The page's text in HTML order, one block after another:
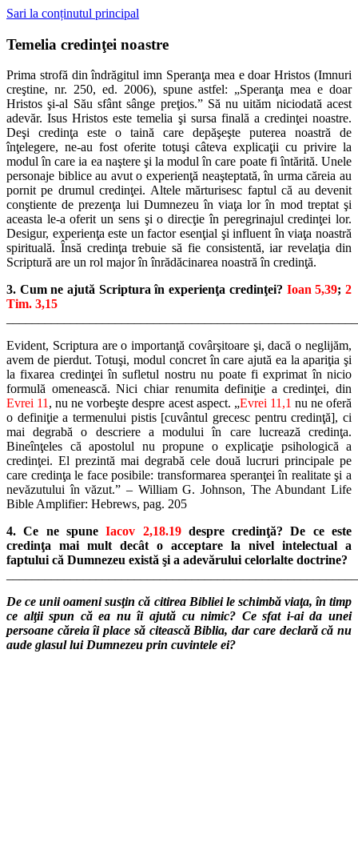
Sari la conținutul principal
Temelia credinţei noastre
Prima strofă din îndrăgitul imn Speranţa mea e doar Hristos (Imnuri
creştine, nr. 250, ed. 2006), spune astfel: „Speranţa mea e doar
Hristos şi-al Său sfânt sânge preţios.” Să nu uităm niciodată acest
adevăr. Isus Hristos este temelia şi sursa finală a credinţei noastre.
Deşi credinţa este o taină care depăşeşte puterea noastră de
înţelegere, ne-au fost oferite totuşi câteva explicaţii cu privire la
modul în care ia ea naştere şi la modul în care poate fi întărită. Unele
personaje biblice au avut o experienţă neaşteptată, în urma căreia au
pornit pe drumul credinţei. Altele mărturisesc faptul că au devenit
conştiente de prezenţa lui Dumnezeu în viaţa lor în mod treptat şi
aceasta le-a oferit un sens şi o direcţie în peregrinajul credinţei lor.
Desigur, experienţa este un factor esenţial şi influent în viaţa noastră
spirituală. Însă credinţa trebuie să fie consistentă, iar revelaţia din
Scriptură are un rol major în înrădăcinarea noastră în credinţă.
3. Cum ne ajută Scriptura în experienţa credinţei? Ioan 5,39;2
Tim. 3,15
Evident, Scriptura are o importanţă covârşitoare şi, dacă o neglijăm,
avem de pierdut. Totuşi, modul concret în care ajută ea la apariţia şi
la fixarea credinţei în sufletul nostru nu poate fi exprimat în nicio
formulă omenească. Nici chiar renumita definiţie a credinţei, din
Evrei 11, nu ne vorbeşte despre acest aspect. „Evrei 11,1 nu ne oferă
o definiţie a termenului pistis [cuvântul grecesc pentru credinţă], ci
mai degrabă o descriere a modului în care lucrează credinţa.
Bineînţeles că apostolul nu propune o explicaţie psihologică a
credinţei. El prezintă mai degrabă cele două lucruri principale pe
care credinţa le face posibile: transformarea speranţei în realitate şi a
nevăzutului în văzut.” – William G. Johnson, The Abundant Life
Bible Amplifier: Hebrews, pag. 205
4. Ce ne spuneIacov 2,18.19despre credinţă? De ce este
credinţa mai mult decât o acceptare la nivel intelectual a
faptului că Dumnezeu există şi a adevărului celorlalte doctrine?
De ce unii oameni susţin că citirea Bibliei le schimbă viaţa, în timp
ce alţii spun că ea nu îi ajută cu nimic? Ce sfat i-ai da unei
persoane căreia îi place să citească Biblia, dar care declară că nu
aude glasul lui Dumnezeu prin cuvintele ei?